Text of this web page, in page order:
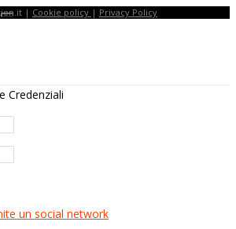
| Cookie policy | Privacy Policy
Credenziali
un social network